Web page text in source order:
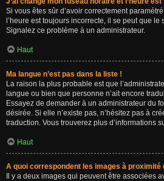
Si vous êtes sûr d’avoir correctement
l’heure est toujours incorrecte, il se peut que le
Signalez ce problème à un administrateur.
Haut
Ma langue n’est pas dans la liste !
La raison la plus probable est que
langue ou bien que personne n’ait encore
Essayez de demander à un administrateur du
désirée. Si elle n’existe pas, n’hésitez pas à
traduction. Vous trouverez plus d’informations
Haut
A quoi correspondent les images à proximité
Il y a deux images qui peuvent être associées